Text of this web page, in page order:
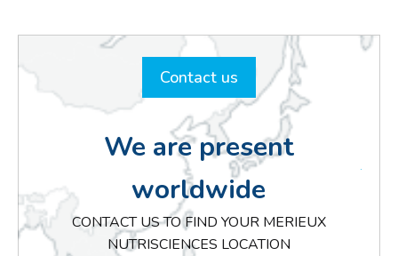
Contact us
We are present
worldwide
CONTACT US TO FIND YOUR MERIEUX
NUTRISCIENCES LOCATION